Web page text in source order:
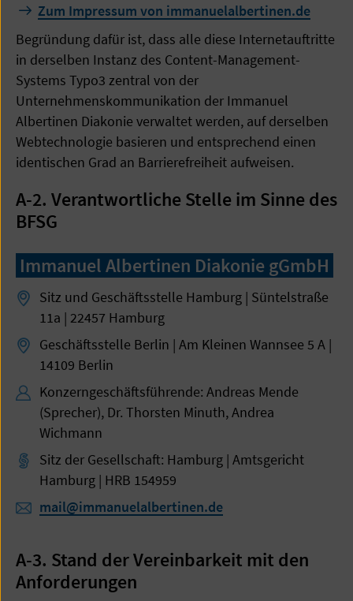
Zum Impressum von immanuelalbertinen.de
Begründung dafür ist, dass alle diese Internetauftritte
in derselben Instanz des Content-Management-
Systems Typo3 zentral von der
Unternehmenskommunikation der Immanuel
Albertinen Diakonie verwaltet werden, auf derselben
Webtechnologie basieren und entsprechend einen
identischen Grad an Barrierefreiheit aufweisen.
A-2. Verantwortliche Stelle im Sinne des
BFSG
Immanuel Albertinen Diakonie gGmbH
Sitz und Geschäftsstelle Hamburg | Süntelstraße
11a | 22457 Hamburg
Geschäftsstelle Berlin | Am Kleinen Wannsee 5 A |
14109 Berlin
Konzerngeschäftsführende: Andreas Mende
(Sprecher), Dr. Thorsten Minuth, Andrea
Wichmann
Sitz der Gesellschaft: Hamburg | Amtsgericht
Hamburg | HRB 154959
mail@immanuelalbertinen.de
A-3. Stand der Vereinbarkeit mit den
Anforderungen